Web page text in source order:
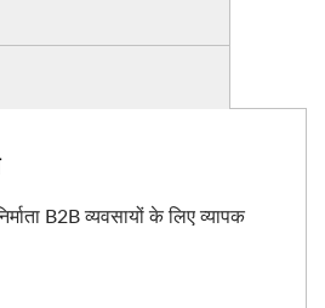
B2B व्यवसायों के लिए व्यापक